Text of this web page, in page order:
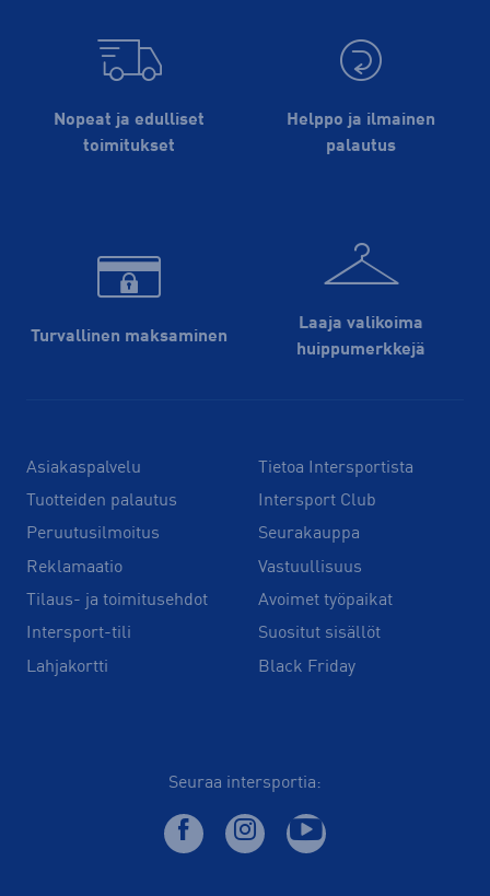
Nopeat ja edulliset
toimitukset
Helppo ja ilmainen
palautus
Turvallinen maksaminen
Laaja valikoima
huippu­merkkejä
Asiakaspalvelu
Tuotteiden palautus
Peruutusilmoitus
Reklamaatio
Tilaus- ja toimitusehdot
Intersport-tili
Lahjakortti
Tietoa Intersportista
Intersport Club
Seurakauppa
Vastuullisuus
Avoimet työpaikat
Suositut sisällöt
Black Friday
Seuraa intersportia: